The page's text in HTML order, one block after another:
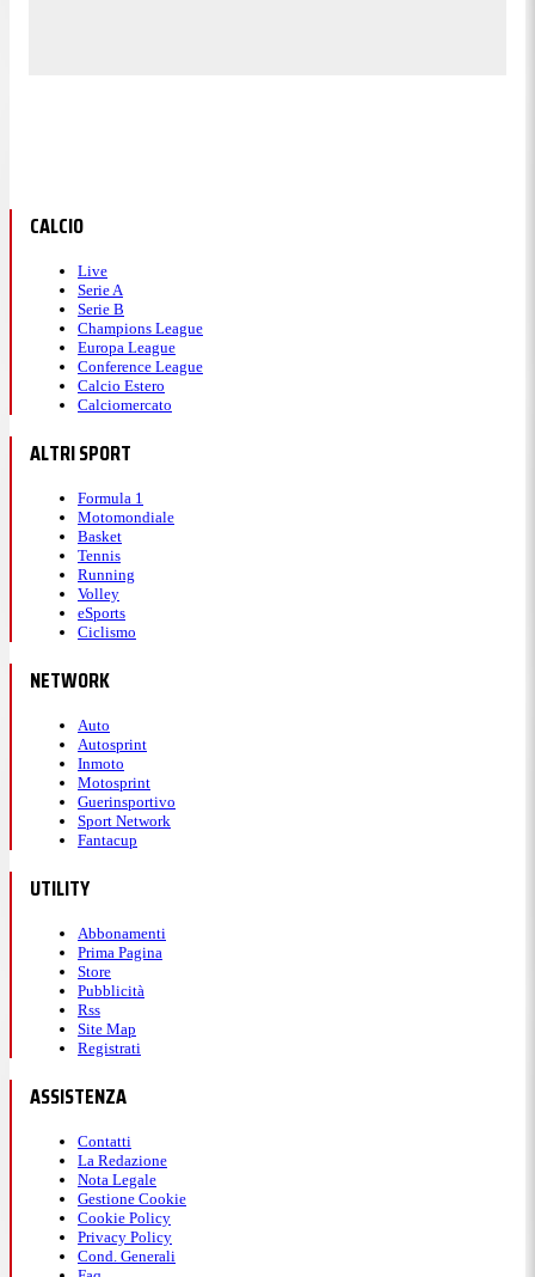
CALCIO
Live
Serie A
Serie B
Champions League
Europa League
Conference League
Calcio Estero
Calciomercato
ALTRI SPORT
Formula 1
Motomondiale
Basket
Tennis
Running
Volley
eSports
Ciclismo
NETWORK
Auto
Autosprint
Inmoto
Motosprint
Guerinsportivo
Sport Network
Fantacup
UTILITY
Abbonamenti
Prima Pagina
Store
Pubblicità
Rss
Site Map
Registrati
ASSISTENZA
Contatti
La Redazione
Nota Legale
Gestione Cookie
Cookie Policy
Privacy Policy
Cond. Generali